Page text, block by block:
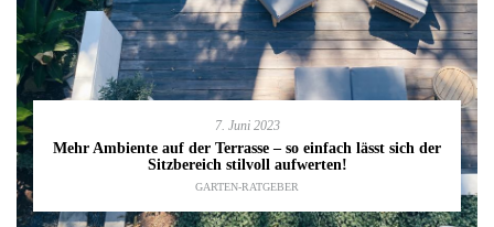
7. Juni 2023
Mehr Ambiente auf der Terrasse – so einfach lässt sich der
Sitzbereich stilvoll aufwerten!
GARTEN-RATGEBER